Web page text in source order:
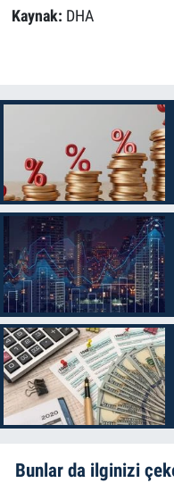
Kaynak: DHA
Bunlar da ilginizi